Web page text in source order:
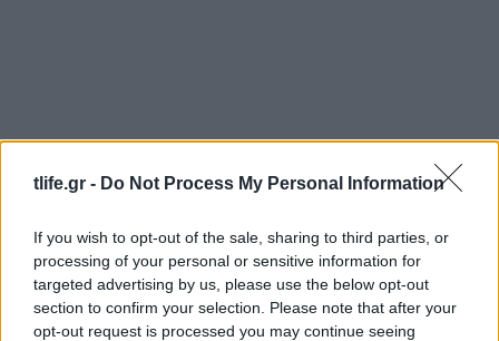
tlife.gr - Do Not Process My Personal Information
If you wish to opt-out of the sale, sharing to third parties, or
processing of your personal or sensitive information for
targeted advertising by us, please use the below opt-out
section to confirm your selection. Please note that after your
opt-out request is processed you may continue seeing
Λένα Σαμαρά: Συγκίνηση στο μνημόσυνο για
Αντώνη Σαμαρά
07.08.2026